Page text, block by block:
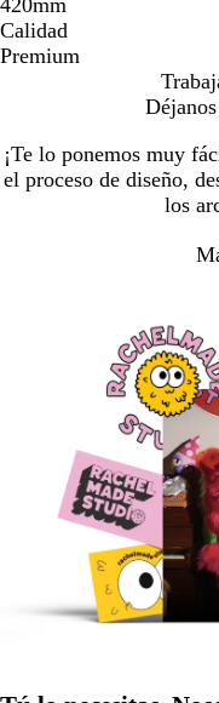
420mm
Calidad
Premium
¡Te lo ponemos muy
el proceso de diseño,
los